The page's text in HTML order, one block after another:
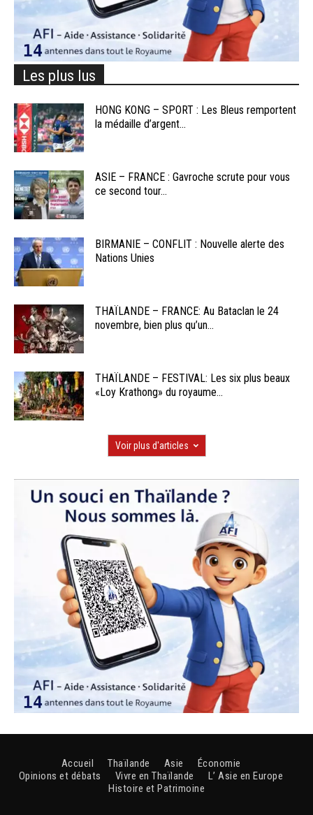
Les plus lus
HONG KONG – SPORT : Les Bleus remportent
la médaille d’argent...
ASIE – FRANCE : Gavroche scrute pour vous
ce second tour...
BIRMANIE – CONFLIT : Nouvelle alerte des
Nations Unies
THAÏLANDE – FRANCE: Au Bataclan le 24
novembre, bien plus qu’un...
THAÏLANDE – FESTIVAL: Les six plus beaux
«Loy Krathong» du royaume...
Voir plus d'articles
Accueil Thaïlande Asie
Économie
Opinions et débats
Vivre en Thaïlande
L’ Asie en Europe
Histoire et Patrimoine